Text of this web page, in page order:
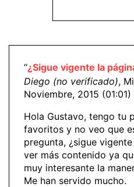
“¿Sigue vigente la
Diego (no verificado),
Noviembre, 2015 (01:01)
Hola Gustavo, tengo tu
favoritos y no veo que
pregunta, ¿sigue
ver más contenido ya
muy interesante la
Me han servido mucho.